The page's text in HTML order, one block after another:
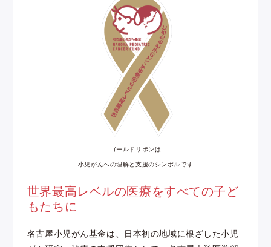
ゴールドリボンは
小児がんへの理解と支援のシンボルです
世界最高レベルの医療をすべての子ど
もたちに
名古屋小児がん基金は、日本初の地域に根ざした小児